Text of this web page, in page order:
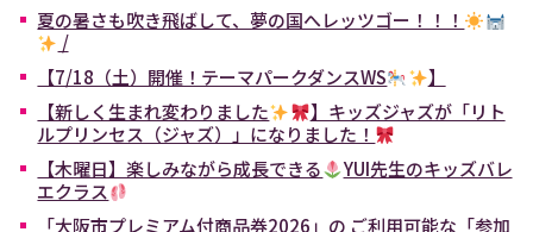
夏の暑さも吹き飛ばして、夢の国へレッツゴー！！！
/
【7/18（土）開催！テーマパークダンスWS
】
【新しく生まれ変わりました
】キッズジャズが「リト
ルプリンセス（ジャズ）」になりました！
【木曜日】楽しみながら成長できる
YUI先生のキッズバレ
エクラス
「大阪市プレミアム付商品券2026」の ご利用可能な「参加